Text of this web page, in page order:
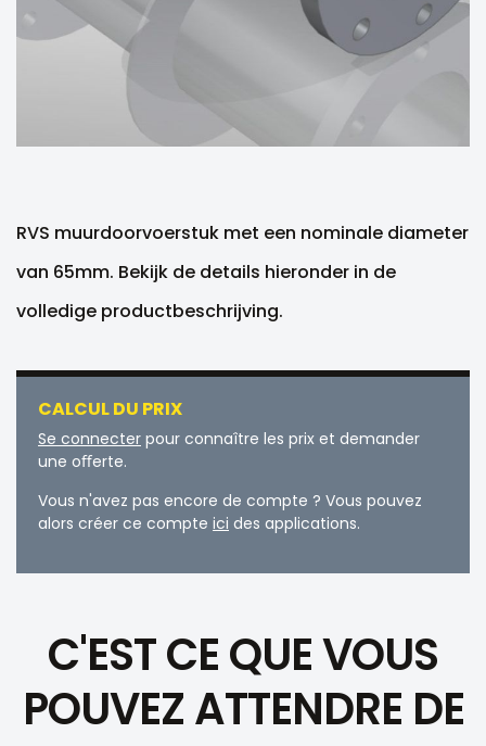
RVS muurdoorvoerstuk met een nominale diameter
van 65mm. Bekijk de details hieronder in de
volledige productbeschrijving.
CALCUL DU PRIX
Se connecter pour connaître les prix et demander
une oﬀerte.
Vous n'avez pas encore de compte ? Vous pouvez
alors créer ce compte ici des applications.
C'EST CE QUE VOUS
POUVEZ ATTENDRE DE